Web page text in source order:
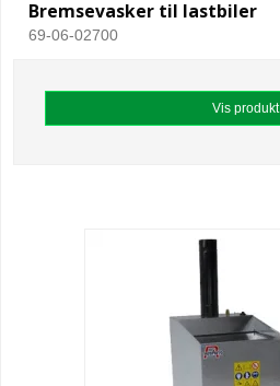
Bremsevasker til lastbiler
69-06-02700
Vis produkt